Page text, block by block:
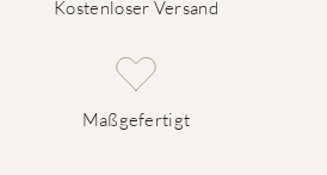
Kostenloser Versand
Maßgefertigt